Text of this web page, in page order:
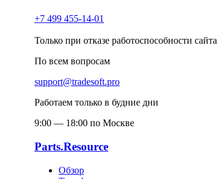
+7 499 455-14-01
Только при отказе работоспособности сайта
По всем вопросам
support@tradesoft.pro
Работаем только в будние дни
9:00 — 18:00 по Москве
Parts.Resource
Обзор